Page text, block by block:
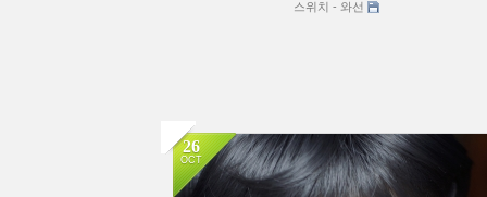
스위치 - 와선
26
OCT